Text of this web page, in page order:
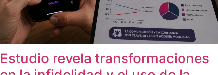
Estudio revela transformaciones